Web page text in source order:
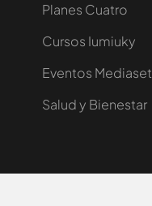
Planes Cuatro
Cursos Iumiuky
Eventos Mediaset
Salud y Bienestar